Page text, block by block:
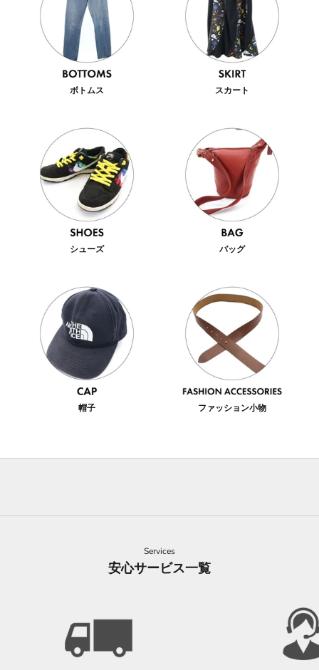
ボトムス スカート
シューズ バッグ
帽子 ファッション小物
Services
安心サービス一覧